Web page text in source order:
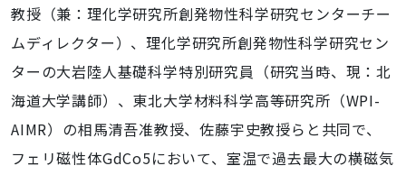
教授（兼：理化学研究所創発物性科学研究センターチー
ムディレクター）、理化学研究所創発物性科学研究セン
ターの大岩陸人基礎科学特別研究員（研究当時、現：北
海道大学講師）、東北大学材料科学高等研究所（WPI-
AIMR）の相馬清吾准教授、佐藤宇史教授らと共同で、
フェリ磁性体GdCo5において、室温で過去最大の横磁気